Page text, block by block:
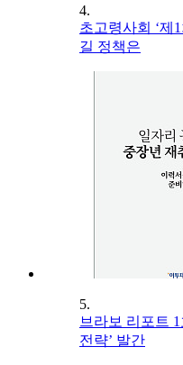
4.
초고령사회 ‘제
길 정책은
5.
브라보 리포트 1
전략’ 발간